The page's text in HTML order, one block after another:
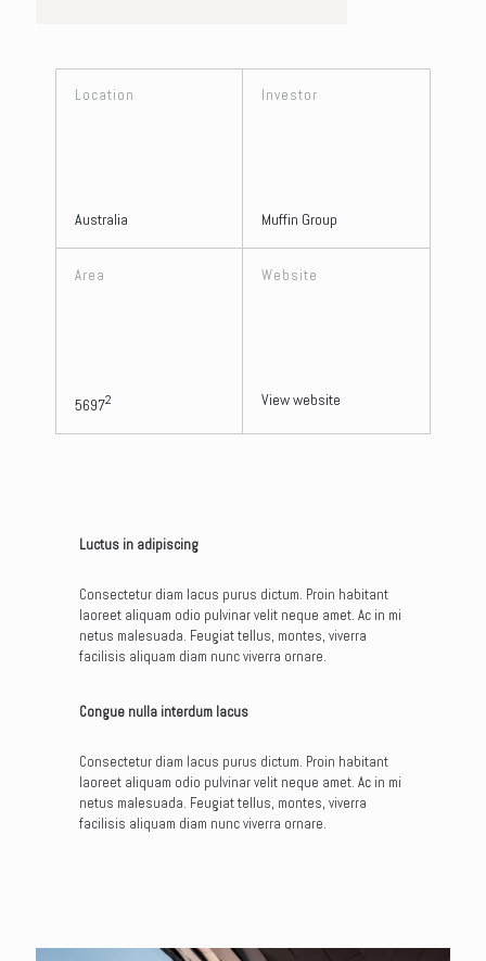
Location
Australia
Investor
Muffin Group
Area
56972
Website
View website
Luctus in adipiscing
Consectetur diam lacus purus dictum. Proin habitant
laoreet aliquam odio pulvinar velit neque amet. Ac in mi
netus malesuada. Feugiat tellus, montes, viverra
facilisis aliquam diam nunc viverra ornare.
Congue nulla interdum lacus
Consectetur diam lacus purus dictum. Proin habitant
laoreet aliquam odio pulvinar velit neque amet. Ac in mi
netus malesuada. Feugiat tellus, montes, viverra
facilisis aliquam diam nunc viverra ornare.